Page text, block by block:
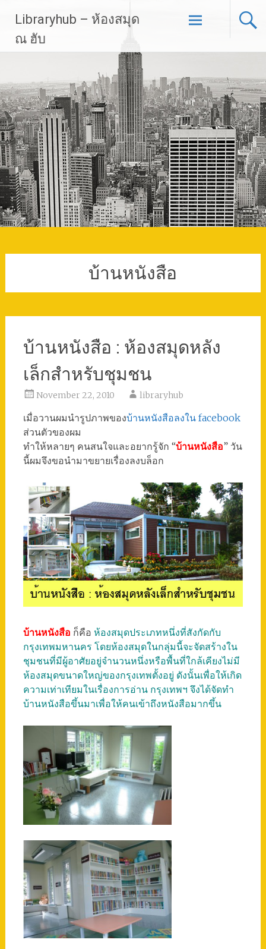
content
Libraryhub – ห้องสมุด
ณ ฮับ
บ้านหนังสือ
บ้านหนังสือ : ห้องสมุดหลัง
เล็กสำหรับชุมชน
November 22, 2010 libraryhub
เมื่อวานผมนำรูปภาพของบ้านหนังสือลงใน facebook
ส่วนตัวของผม
ทำให้หลายๆ คนสนใจและอยากรู้จัก “บ้านหนังสือ” วัน
นี้ผมจึงขอนำมาขยายเรื่องลงบล็อก
บ้านหนังสือ ก็คือ ห้องสมุดประเภทหนึ่งที่สังกัดกับ
กรุงเทพมหานคร โดยห้องสมุดในกลุ่มนี้จะจัดสร้างใน
ชุมชนที่มีผู้อาศัยอยู่จำนวนหนึ่งหรือพื้นที่ใกล้เคียงไม่มี
ห้องสมุดขนาดใหญ่ของกรุงเทพตั้งอยู่ ดังนั้นเพื่อให้เกิด
ความเท่าเทียมในเรื่องการอ่าน กรุงเทพฯ จึงได้จัดทำ
บ้านหนังสือขึ้นมาเพื่อให้คนเข้าถึงหนังสือมากขึ้น